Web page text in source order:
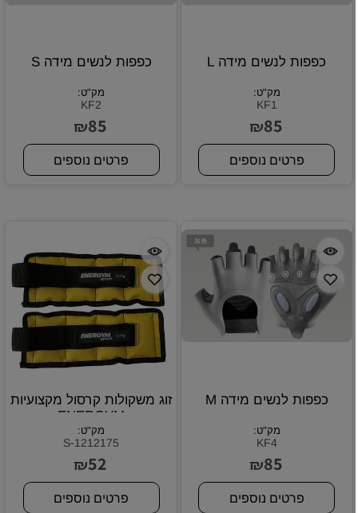
כפפות לנשים מידה L
מק"ט:
KF1
₪85
פרטים נוספים
כפפות לנשים מידה S
מק"ט:
KF2
₪85
פרטים נוספים
כפפות לנשים מידה M
מק"ט:
KF4
₪85
פרטים נוספים
זוג משקולות קרסול מקצועיות
ENERGYM
מק"ט:
S-1212175
₪52
פרטים נוספים